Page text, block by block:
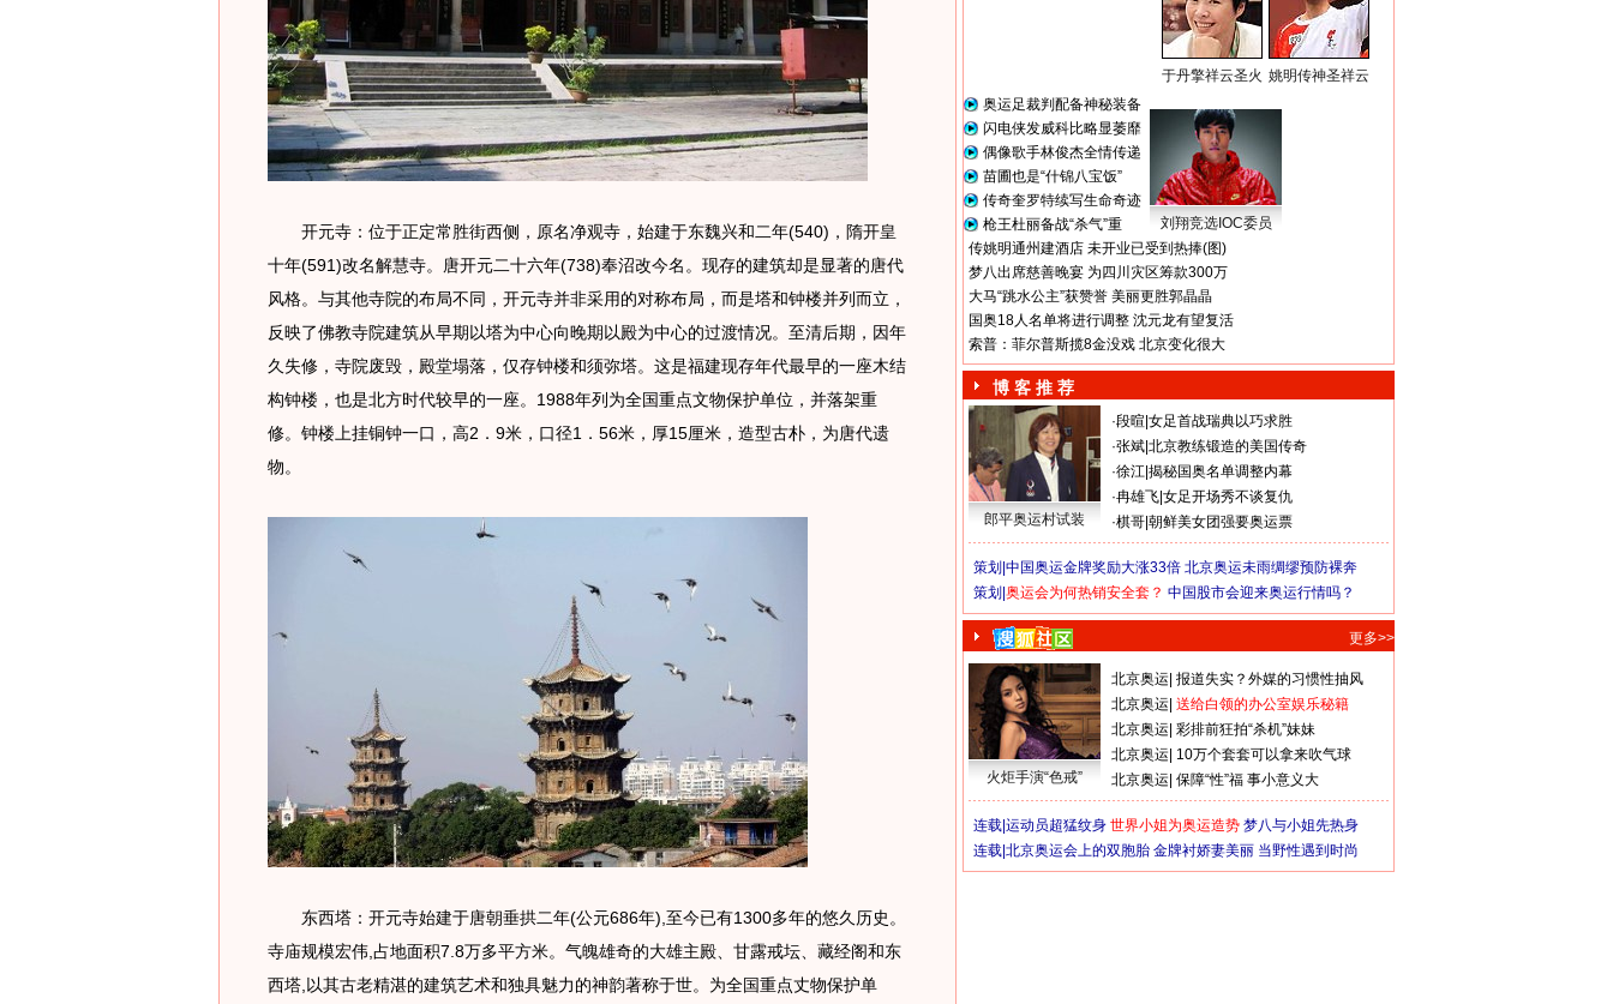
开元寺：位于正定常胜街西侧，原名净观寺，始建于东魏兴和二年(540)，隋开皇
十年(591)改名解慧寺。唐开元二十六年(738)奉沼改今名。现存的建筑却是显著的唐代
风格。与其他寺院的布局不同，开元寺并非采用的对称布局，而是塔和钟楼并列而立，
反映了佛教寺院建筑从早期以塔为中心向晚期以殿为中心的过渡情况。至清后期，因年
久失修，寺院废毁，殿堂塌落，仅存钟楼和须弥塔。这是福建现存年代最早的一座木结
构钟楼，也是北方时代较早的一座。1988年列为全国重点文物保护单位，并落架重
修。钟楼上挂铜钟一口，高2．9米，口径1．56米，厚15厘米，造型古朴，为唐代遗
物。
东西塔：开元寺始建于唐朝垂拱二年(公元686年),至今已有1300多年的悠久历史。
寺庙规模宏伟,占地面积7.8万多平方米。气魄雄奇的大雄主殿、甘露戒坛、藏经阁和东
西塔,以其古老精湛的建筑艺术和独具魅力的神韵著称于世。为全国重点丈物保护单
于丹擎祥云圣火 姚明传神圣祥云
奥运足裁判配备神秘装备
闪电侠发威科比略显萎靡
偶像歌手林俊杰全情传递
苗圃也是“什锦八宝饭”
传奇奎罗特续写生命奇迹
枪王杜丽备战“杀气”重
刘翔竞选IOC委员
传姚明通州建酒店 未开业已受到热捧(图)
梦八出席慈善晚宴 为四川灾区筹款300万
大马“跳水公主”获赞誉 美丽更胜郭晶晶
国奥18人名单将进行调整 沈元龙有望复活
索普：菲尔普斯揽8金没戏 北京变化很大
博 客 推 荐
郎平奥运村试装
·段暄 女足首战瑞典以巧求胜
·张斌 北京教练锻造的美国传奇
·徐江 揭秘国奥名单调整内幕
·冉雄飞 女足开场秀不谈复仇
·棋哥 朝鲜美女团强要奥运票
策划| 中国奥运金牌奖励大涨33倍 北京奥运未雨绸缪预防裸奔
策划| 奥运会为何热销安全套？ 中国股市会迎来奥运行情吗？
更多>>
火炬手演“色戒”
北京奥运 报道失实？外媒的习惯性抽风
北京奥运 送给白领的办公室娱乐秘籍
北京奥运 彩排前狂拍“杀机”妹妹
北京奥运 10万个套套可以拿来吹气球
北京奥运 保障“性”福 事小意义大
连载| 运动员超猛纹身 世界小姐为奥运造势 梦八与小姐先热身
连载| 北京奥运会上的双胞胎 金牌衬娇妻美丽 当野性遇到时尚